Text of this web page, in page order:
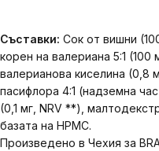
Съставки: Сок от вишни
корен на валериана 5:1 (100
валерианова киселина (0,8
пасифлора 4:1 (надземна
(0,1 мг, NRV **),
базата на HPMC.
Произведено в Чехия за